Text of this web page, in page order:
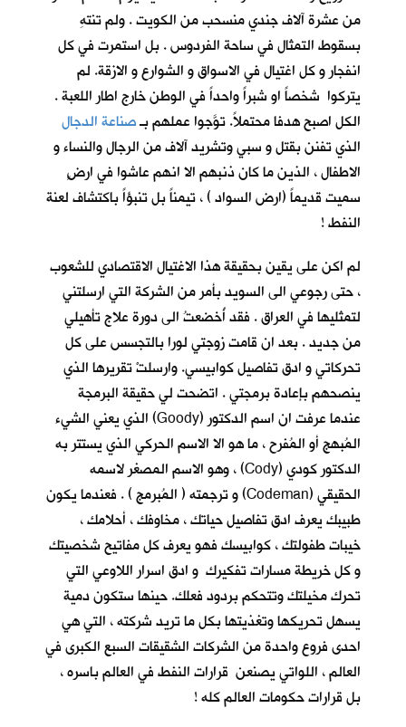
من عشرة آلاف جندي منسحب من الكويت . ولم تنتهِ
بسقوط التمثال في ساحة الفردوس . بل استمرت في كل
انفجار و كل اغتيال في الاسواق و الشوارع و الازقة. لم
يتركوا شخصاً او شبراً واحداً في الوطن خارج اطار اللعبة .
الكل اصبح هدفا محتملاً. توَّجوا عملهم بـصناعة الدجال
الذي تفنن بقتل و سبي وتشريد آلاف من الرجال والنساء و
الاطفال ، الذين ما كان ذنبهم الا انهم عاشوا في ارضٍ
سميت قديماً (ارض السواد ) ، تيمناً بل تنبؤاً باكتشاف لعنة
النفط !
لم اكن على يقين بحقيقة هذا الاغتيال الاقتصادي للشعوب
، حتى رجوعي الى السويد بأمر من الشركة التي ارسلتني
لتمثليها في العراق . فقد أُخضعتُ الى دورة علاج تأهيلي
من جديد . بعد ان قامت زوجتي لورا بالتجسس على كل
تحركاتي و ادق تفاصيل كوابيسي. وارسلتْ تقريرها الذي
ينصحهم بإعادة برمجتي . اتضحت لي حقيقة البرمجة
عندما عرفت ان اسم الدكتور (Goody) الذي يعني الشيء
المُبهج أو المُفرح ، ما هو الا الاسم الحركي الذي يستتر به
الدكتور كودي (Cody) ، وهو الاسم المصغر لاسمه
الحقيقي (Codeman) و ترجمته ( المُبرمج ) . فعندما يكون
طبيبك يعرف ادق تفاصيل حياتك ، مخاوفك ، أحلامك ،
خيبات طفولتك ، كوابيسك فهو يعرف كل مفاتيح شخصيتك
و كل خريطة مسارات تفكيرك و ادق اسرار اللاوعي التي
تحرك مخيلتك وتتحكم بردود فعلك. حينها ستكون دمية
يسهل تحريكها وتغذيتها بكل ما تريد شركته ، التي هي
احدى فروع واحدة من الشركات الشقيقات السبع الكبرى في
العالم ، اللواتي يصنعن قرارات النفط في العالم باسره ،
بل قرارات حكومات العالم كله !